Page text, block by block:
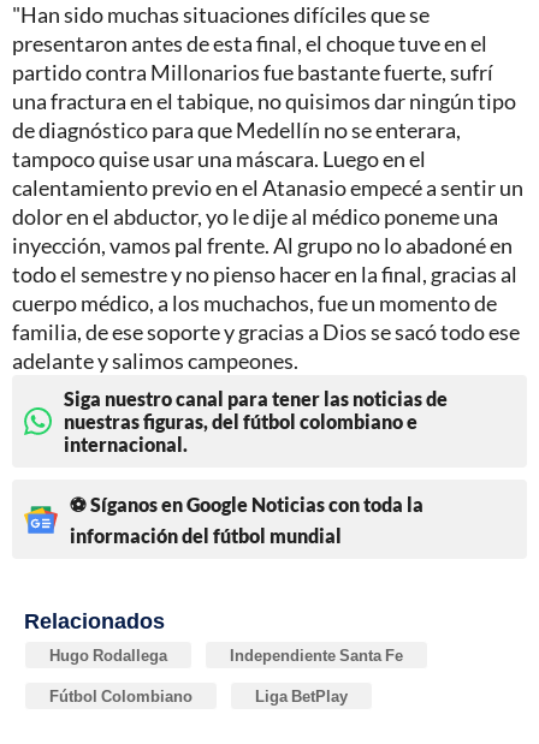
"Han sido muchas situaciones difíciles que se
presentaron antes de esta final, el choque tuve en el
partido contra Millonarios fue bastante fuerte, sufrí
una fractura en el tabique, no quisimos dar ningún tipo
de diagnóstico para que Medellín no se enterara,
tampoco quise usar una máscara. Luego en el
calentamiento previo en el Atanasio empecé a sentir un
dolor en el abductor, yo le dije al médico poneme una
inyección, vamos pal frente. Al grupo no lo abadoné en
todo el semestre y no pienso hacer en la final, gracias al
cuerpo médico, a los muchachos, fue un momento de
familia, de ese soporte y gracias a Dios se sacó todo ese
adelante y salimos campeones.
Siga nuestro canal para tener las noticias de
nuestras figuras, del fútbol colombiano e
internacional.
⚽ Síganos en Google Noticias con toda la
información del fútbol mundial
Relacionados
Hugo Rodallega Independiente Santa Fe
Fútbol Colombiano Liga BetPlay